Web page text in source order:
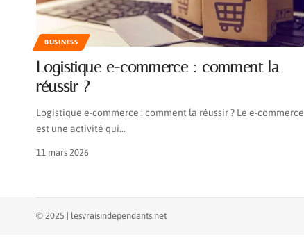
BUSINESS
Logistique e-commerce : comment la
réussir ?
Logistique e-commerce : comment la réussir ? Le e-commerce
est une activité qui…
11 mars 2026
© 2025 | lesvraisindependants.net